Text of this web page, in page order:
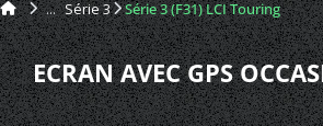
Série 3 Série 3 (F31) LCI Touring
ECRAN AVEC GPS